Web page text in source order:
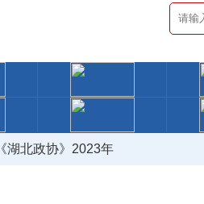
《湖北政协》2023年